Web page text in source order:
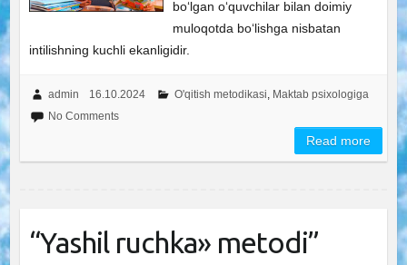
bo‘lgan o‘quvchilar bilan doimiy
muloqotda bo‘lishga nisbatan
intilishning kuchli ekanligidir.
admin 16.10.2024 O'qitish metodikasi, Maktab psixologiga
No Comments
Read more
“Yashil ruchka» metodi”